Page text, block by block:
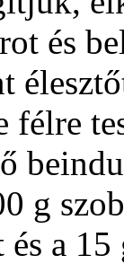
és
félre
g
és a